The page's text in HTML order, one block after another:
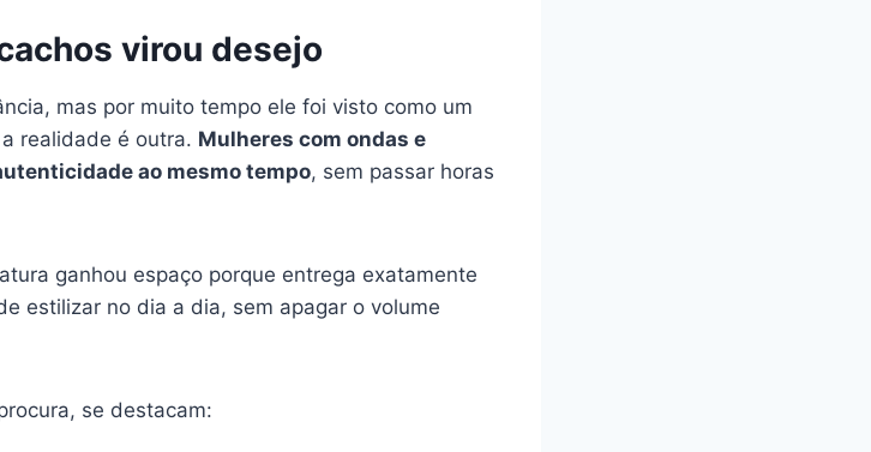
virou desejo
mas por muito tempo ele foi visto como um
realidade é outra. Mulheres com ondas e
ao mesmo tempo, sem passar horas
ganhou espaço porque entrega exatamente
estilizar no dia a dia, sem apagar o volume
se destacam: